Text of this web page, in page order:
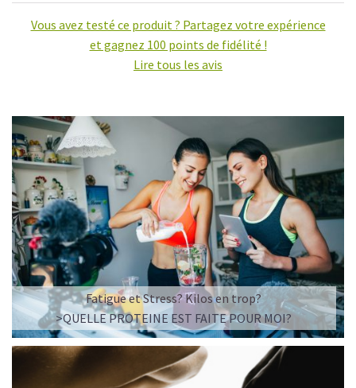
Vous avez testé ce produit ? Partagez votre expérience
et gagnez 100 points de fidélité !
Lire tous les avis
Fatigue et Stress? Kilos en trop?
>QUELLE PROTEINE EST FAITE POUR MOI?